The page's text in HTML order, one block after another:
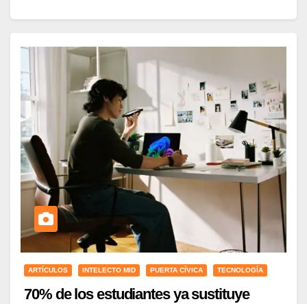
ARTÍCULOS INTELECTO MID PUERTA CÍVICA TECNOLOGÍA
70% de los estudiantes ya sustituye